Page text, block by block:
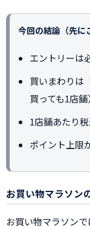
今回の結論（先に
エントリーは
買いまわりは
買っても1店舗）
1店舗あたり
ポイント上限
お買い物マラソン
お買い物マラソン